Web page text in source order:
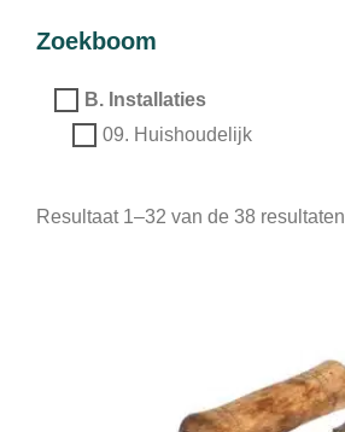
Zoekboom
B. Installaties
09. Huishoudelijk
Resultaat 1–32 van de 38